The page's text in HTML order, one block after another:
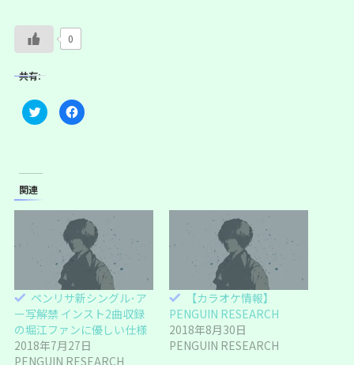
0
共有:
ク
リ
w
e
で
有
い
ウ
ィ
ン
ド
ウ
で
開
F
a
す
る
に
は
ク
リ
し
て
く
だ
さ
い
(
新
関連
ペンリサ新シングル･ア
ー写解禁 インスト2曲収録
の堀江ファンに優しい仕様
2018年7月27日
PENGUIN RESEARCH
【カラオケ情報】
PENGUIN RESEARCH
2018年8月30日
PENGUIN RESEARCH